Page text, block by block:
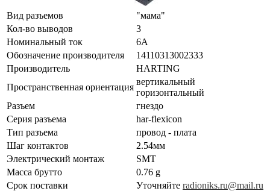
Вид разъемов
"мама"
Кол-во выводов
3
Номинальный ток
6А
Обозначение производителя
14110313002333
Производитель
HARTING
Пространственная ориентация
вертикальный
горизонтальный
Разъем
гнездо
Серия разъема
har-flexicon
Тип разъема
провод - плата
Шаг контактов
2.54мм
Электрический монтаж
SMT
Масса брутто
0.76 g
Срок поставки
Уточняйте radioniks.ru@mail.ru